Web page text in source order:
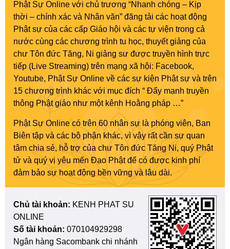
Phật Sự Online với chủ trương “Nhanh chóng – Kịp
thời – chính xác và Nhân văn” đăng tải các hoạt động
Phật sự của các cấp Giáo hội và các tự viện trong cả
nước cùng các chương trình tu học, thuyết giảng của
chư Tôn đức Tăng, Ni giảng sư được truyền hình trực
tiếp (Live Streaming) trên mạng xã hội: Facebook,
Youtube, Phật Sự Online về các sự kiện Phật sự và trên
15 chương trình khác với mục đích “ Đẩy mạnh truyền
thông Phật giáo như một kênh Hoằng pháp …”
Phật Sự Online có trên 60 nhân sự là phóng viên, Ban
Biên tập và các bộ phận khác, vì vậy rất cần sự quan
tâm chia sẻ, hỗ trợ của chư Tôn đức Tăng Ni, quý Phật
tử và quý vị yêu mến Đạo Phật để có được kinh phí
đảm bảo sự hoạt động bền vững và lâu dài.
Chủ tài khoản: KENH PHAT SU
ONLINE
Số tài khoản: 070104929298
Ngân hàng Sacombank chi nhánh